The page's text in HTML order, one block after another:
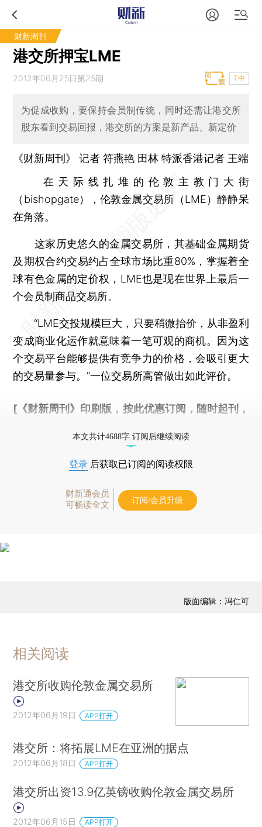
财新周刊
港交所押宝LME
2012年06月25日第25期 T中
为促成收购，要保持会员制传统，同时还需让港交所
股东看到交易回报，港交所的方案是新产品、新定价
《财新周刊》 记者符燕艳 田林 特派香港记者 王端
在天际线扎堆的伦敦主教门大街
（bishopgate），伦敦金属交易所（LME）静静呆
在角落。
这家历史悠久的金属交易所，其基础金属期货
及期权合约交易约占全球市场比重80%，掌握着全
球有色金属的定价权，LME也是现在世界上最后一
个会员制商品交易所。
“LME交投规模巨大，只要稍微抬价，从非盈利
变成商业化运作就意味着一笔可观的商机。因为这
个交易平台能够提供有竞争力的价格，会吸引更大
的交易量参与。”一位交易所高管做出如此评价。
[《财新周刊》印刷版， 按此优惠订阅 ，随时起刊，
本文共计4688字 订阅后继续阅读
登录 后获取已订阅的阅读权限
财新通会员
可畅读全文
订阅/会员升级
版面编辑：冯仁可
相关阅读
港交所收购伦敦金属交易所
2012年06月19日 APP打开
港交所：将拓展LME在亚洲的据点
2012年06月18日 APP打开
港交所出资13.9亿英镑收购伦敦金属交易所
2012年06月15日 APP打开